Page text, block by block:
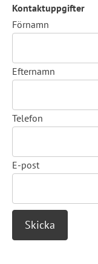
Kontaktuppgifter
Kontaktuppgifter
Förnamn
Efternamn
Telefon
E-post